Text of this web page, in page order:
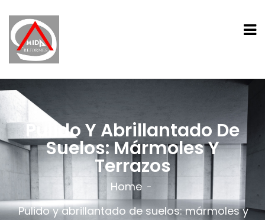
Pulido Y Abrillantado De
Suelos: Mármoles Y
Terrazos
Home
Pulido y abrillantado de suelos: mármoles y